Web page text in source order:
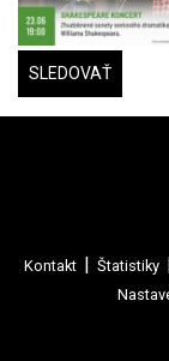
SLEDOVAŤ
Kontakt Štatistiky